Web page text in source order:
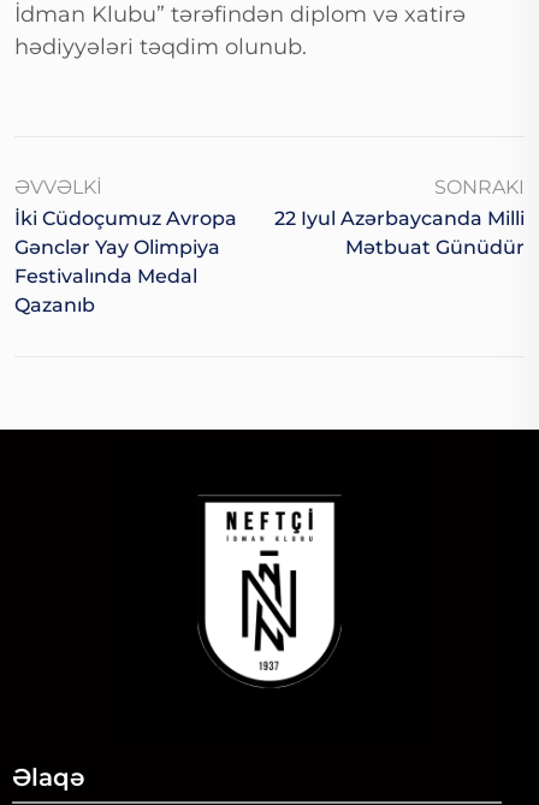
İdman Klubu” tərəfindən diplom və xatirə
hədiyyələri təqdim olunub.
ƏVVƏLKI
İki Cüdoçumuz Avropa
Gənclər Yay Olimpiya
Festivalında Medal
Qazanıb
SONRAKI
22 Iyul Azərbaycanda Milli
Mətbuat Günüdür
Əlaqə